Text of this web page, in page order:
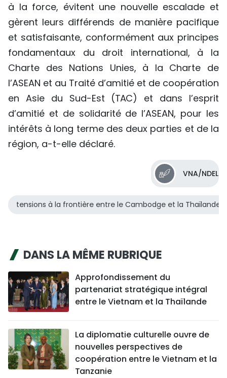
ESPAÑOL
à la force, évitent une nouvelle escalade et
gèrent leurs différends de manière pacifique
et satisfaisante, conformément aux principes
fondamentaux du droit international, à la
Charte des Nations Unies, à la Charte de
l’ASEAN et au Traité d’amitié et de coopération
en Asie du Sud-Est (TAC) et dans l’esprit
d’amitié et de solidarité de l’ASEAN, pour les
intérêts à long terme des deux parties et de la
région, a-t-elle déclaré.
VNA/NDEL
tensions à la frontière entre le Cambodge et la Thaïlande
DANS LA MÊME RUBRIQUE
Approfondissement du
partenariat stratégique intégral
entre le Vietnam et la Thaïlande
La diplomatie culturelle ouvre de
nouvelles perspectives de
coopération entre le Vietnam et la
Tanzanie